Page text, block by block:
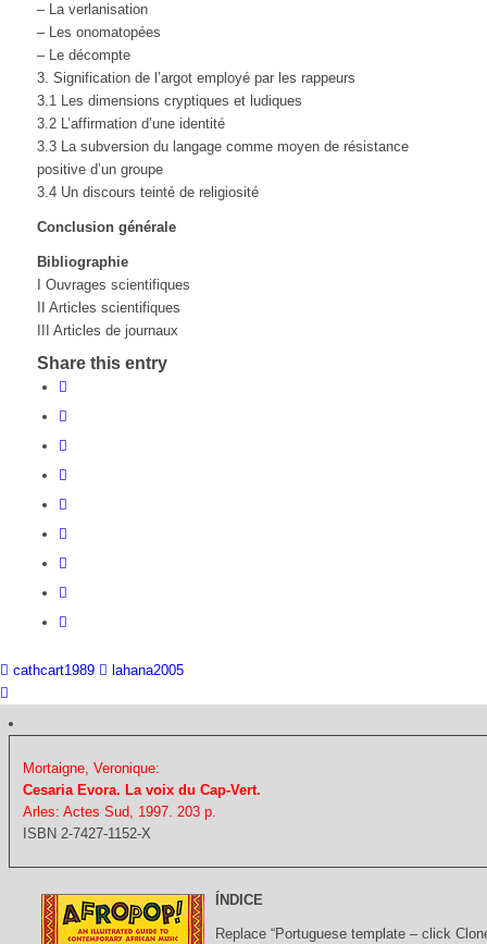
– La verlanisation
– Les onomatopées
– Le décompte
3. Signification de l’argot employé par les rappeurs
3.1 Les dimensions cryptiques et ludiques
3.2 L’affirmation d’une identité
3.3 La subversion du langage comme moyen de résistance
positive d’un groupe
3.4 Un discours teinté de religiosité
Conclusion générale
Bibliographie
I Ouvrages scientifiques
II Articles scientifiques
III Articles de journaux
Share this entry
cathcart1989 lahana2005
Mortaigne, Veronique:
Cesaria Evora. La voix du Cap-Vert.
Arles: Actes Sud, 1997. 203 p.
ISBN 2-7427-1152-X
ÍNDICE
Replace “Portuguese template – click